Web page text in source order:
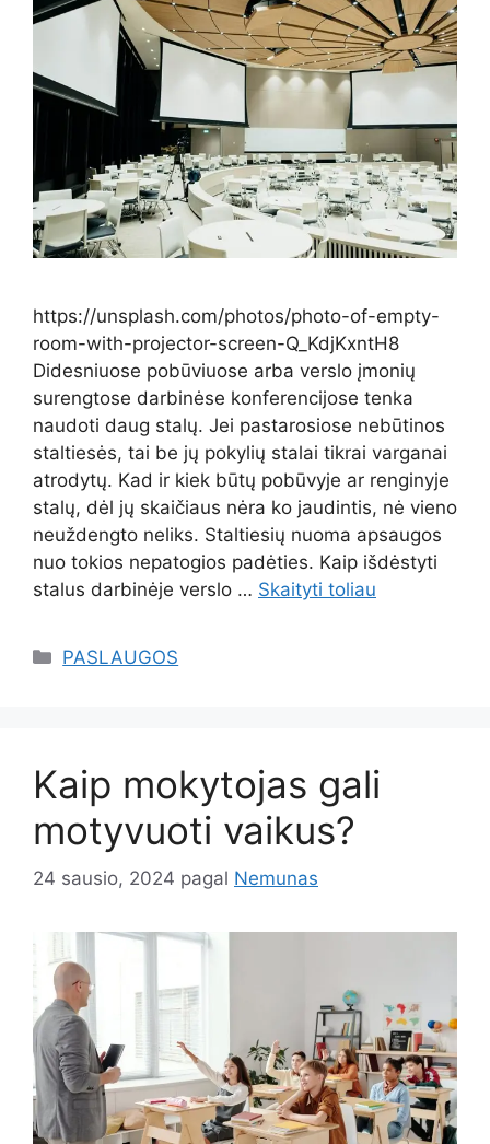
https://unsplash.com/photos/photo-of-empty-
room-with-projector-screen-Q_KdjKxntH8
Didesniuose pobūviuose arba verslo įmonių
surengtose darbinėse konferencijose tenka
naudoti daug stalų. Jei pastarosiose nebūtinos
staltiesės, tai be jų pokylių stalai tikrai varganai
atrodytų. Kad ir kiek būtų pobūvyje ar renginyje
stalų, dėl jų skaičiaus nėra ko jaudintis, nė vieno
neuždengto neliks. Staltiesių nuoma apsaugos
nuo tokios nepatogios padėties. Kaip išdėstyti
stalus darbinėje verslo … Skaityti toliau
Kategorijos
PASLAUGOS
Kaip mokytojas gali
motyvuoti vaikus?
24 sausio, 2024 pagal Nemunas